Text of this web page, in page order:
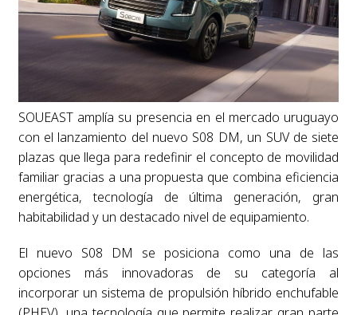
SOUEAST amplía su presencia en el mercado uruguayo
con el lanzamiento del nuevo S08 DM, un SUV de siete
plazas que llega para redefinir el concepto de movilidad
familiar gracias a una propuesta que combina eficiencia
energética, tecnología de última generación, gran
habitabilidad y un destacado nivel de equipamiento.
El nuevo S08 DM se posiciona como una de las
opciones más innovadoras de su categoría al
incorporar un sistema de propulsión híbrido enchufable